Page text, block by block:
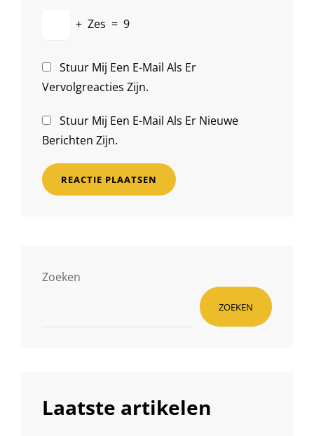
+ Zes = 9
Stuur Mij Een E-Mail Als Er
Vervolgreacties Zijn.
Stuur Mij Een E-Mail Als Er Nieuwe
Berichten Zijn.
Zoeken
ZOEKEN
Laatste artikelen